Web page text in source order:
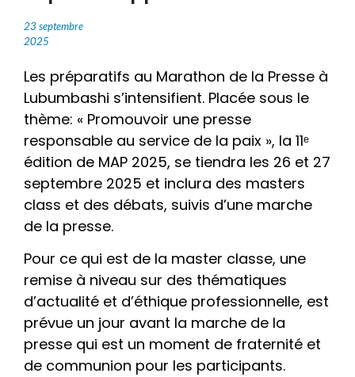
23 septembre
2025
Les préparatifs au Marathon de la Presse à
Lubumbashi s’intensifient. Placée sous le
thème: « Promouvoir une presse
responsable au service de la paix », la 11ᵉ
édition de MAP 2025, se tiendra les 26 et 27
septembre 2025 et inclura des masters
class et des débats, suivis d’une marche
de la presse.
Pour ce qui est de la master classe, une
remise à niveau sur des thématiques
d’actualité et d’éthique professionnelle, est
prévue un jour avant la marche de la
presse qui est un moment de fraternité et
de communion pour les participants.